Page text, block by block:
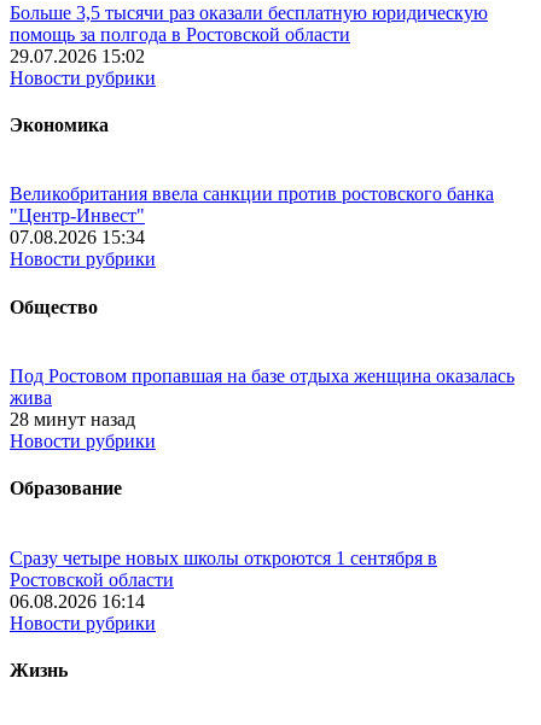
Больше 3,5 тысячи раз оказали бесплатную юридическую
помощь за полгода в Ростовской области
29.07.2026 15:02
Новости рубрики
Экономика
Великобритания ввела санкции против ростовского банка
"Центр-Инвест"
07.08.2026 15:34
Новости рубрики
Общество
Под Ростовом пропавшая на базе отдыха женщина оказалась
жива
28 минут назад
Новости рубрики
Образование
Сразу четыре новых школы откроются 1 сентября в
Ростовской области
06.08.2026 16:14
Новости рубрики
Жизнь